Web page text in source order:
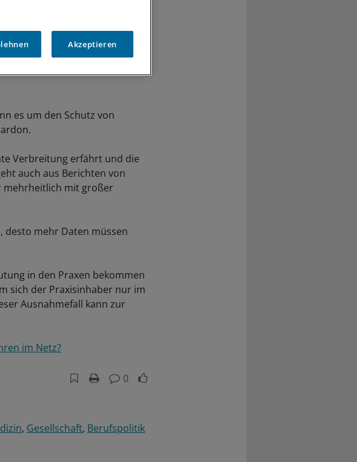
es um den Schutz von
Verbreitung erfährt und die
auch aus Berichten von
mehrheitlich mit großer
desto mehr Daten müssen
in den Praxen bekommen
sich der Praxisinhaber nur im
Ausnahmefall kann zur
im Netz?
0
Gesellschaft Berufspolitik
Akzeptieren